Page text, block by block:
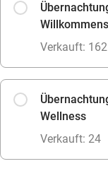
Verkauft: 162
Wellness
Verkauft: 24